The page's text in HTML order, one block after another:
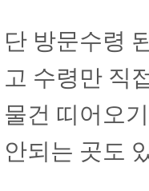
단 방문수령
고 수령만 직
물건 띠어오
안되는 곳도